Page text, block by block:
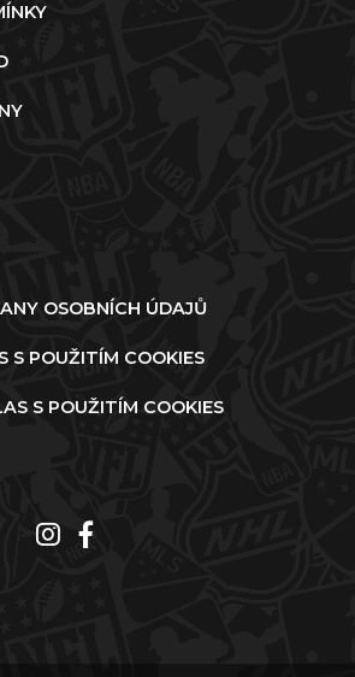
OSOBNÍCH ÚDAJŮ
S POUŽITÍM COOKIES
S POUŽITÍM COOKIES